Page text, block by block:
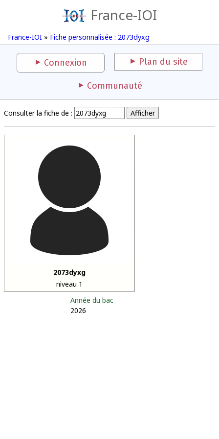
France-IOI
France-IOI » Fiche personnalisée : 2073dyxg
Connexion Plan du site
Communauté
Consulter la fiche de :
2073dyxg
niveau 1
Année du bac
2026